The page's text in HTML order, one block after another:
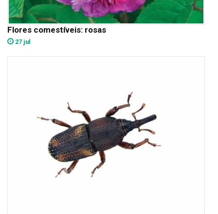
Flores comestíveis: rosas
27 jul